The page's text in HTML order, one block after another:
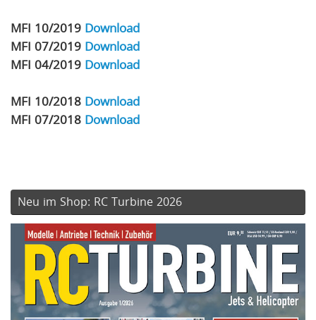
MFI 10/2019 Download
MFI 07/2019 Download
MFI 04/2019 Download
MFI 10/2018 Download
MFI 07/2018 Download
Neu im Shop: RC Turbine 2026